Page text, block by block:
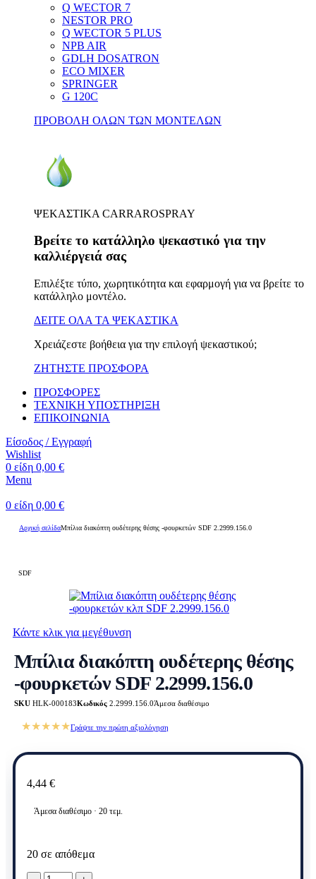
Q WECTOR 7
NESTOR PRO
Q WECTOR 5 PLUS
NPB AIR
GDLH DOSATRON
ECO MIXER
SPRINGER
G 120C
ΠΡΟΒΟΛΗ ΟΛΩΝ ΤΩΝ ΜΟΝΤΕΛΩΝ
ΨΕΚΑΣΤΙΚΑ CARRAROSPRAY
Βρείτε το κατάλληλο ψεκαστικό για την
καλλιέργειά σας
Επιλέξτε τύπο, χωρητικότητα και εφαρμογή για να βρείτε το
κατάλληλο μοντέλο.
ΔΕΙΤΕ ΟΛΑ ΤΑ ΨΕΚΑΣΤΙΚΑ
Χρειάζεστε βοήθεια για την επιλογή ψεκαστικού;
ΖΗΤΗΣΤΕ ΠΡΟΣΦΟΡΑ
ΠΡΟΣΦΟΡΕΣ
ΤΕΧΝΙΚΗ ΥΠΟΣΤΗΡΙΞΗ
ΕΠΙΚΟΙΝΩΝΙΑ
Είσοδος / Εγγραφή
Wishlist
0 είδη 0,00 €
Menu
0 είδη 0,00 €
Αρχική σελίδαΜπίλια διακόπτη ουδέτερης θέσης -φουρκετών SDF 2.2999.156.0
SDF
Κάντε κλικ για μεγέθυνση
Μπίλια διακόπτη ουδέτερης θέσης
-φουρκετών SDF 2.2999.156.0
SKU HLK-000183Κωδικός 2.2999.156.0Άμεσα διαθέσιμο
★★★★★Γράψτε την πρώτη αξιολόγηση
4,44 €
Άμεσα διαθέσιμο · 20 τεμ.
20 σε απόθεμα